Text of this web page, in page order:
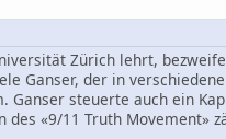
Zürich lehrt,
Ganser, der in
steuerte auch ein
«9/11 Truth Movement»